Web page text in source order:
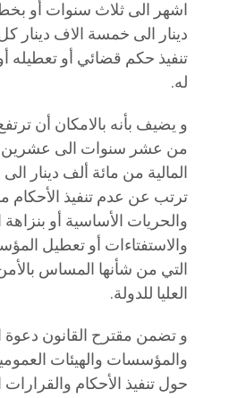
اشهر الى ثلاث سنوات أو
دينار الى خمسة الاف
تنفيذ حكم قضائي أو تعطيله
له.
و يضيف بأنه بالامكان أن
من عشر سنوات الى عشرين
المالية من مائة ألف دينار
ترتب عن عدم تنفيذ
والحريات الأساسية أو بنزاهة
والاستفتاءات أو تعطيل
التي من شأنها المساس
العليا للدولة.
و تضمن مقترح القانون دعوة
والمؤسسات والهيئات
حول تنفيذ الأحكام والقرارات